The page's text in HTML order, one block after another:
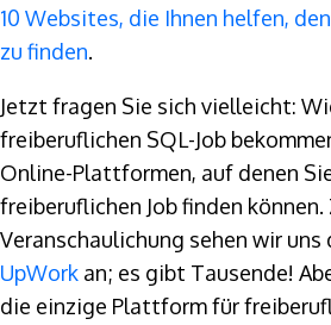
10 Websites, die Ihnen helfen,
zu finden.
Jetzt fragen Sie sich vielleicht:
freiberuflichen SQL-Job
Online-Plattformen, auf denen
freiberuflichen Job finden können.
Veranschaulichung sehen wir uns
UpWork an; es gibt Tausende!
die einzige Plattform für